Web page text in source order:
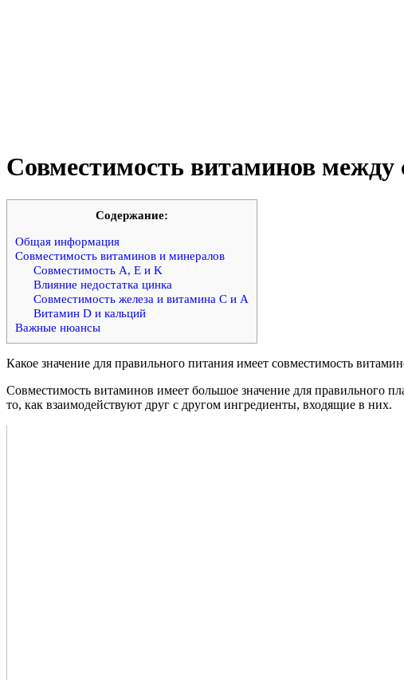
Совместимость витаминов между
Cодержание:
Общая информация
Совместимость витаминов и минералов
Совместимость A, E и K
Влияние недостатка цинка
Совместимость железа и витамина C и A
Витамин D и кальций
Важные нюансы
Какое значение для правильного питания имеет совместимость
Совместимость витаминов имеет большое значение для
то, как взаимодействуют друг с другом ингредиенты, входящие в них.